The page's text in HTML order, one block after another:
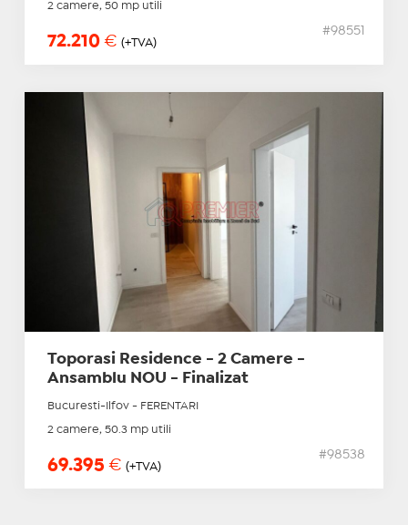
2 camere, 50 mp utili
72.210 € (+TVA)
#98551
Toporasi Residence - 2 Camere -
Ansamblu NOU - Finalizat
Bucuresti-Ilfov - FERENTARI
2 camere, 50.3 mp utili
69.395 € (+TVA)
#98538